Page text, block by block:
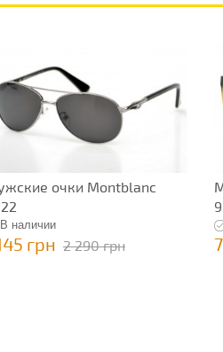
очки Montblanc
В наличии
грн 2 290 грн